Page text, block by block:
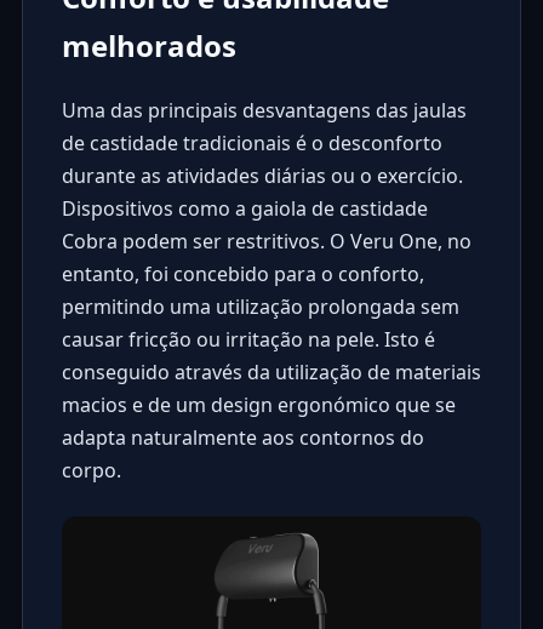
melhorados
Uma das principais desvantagens das jaulas
de castidade tradicionais é o desconforto
durante as atividades diárias ou o exercício.
Dispositivos como a gaiola de castidade
Cobra podem ser restritivos. O Veru One, no
entanto, foi concebido para o conforto,
permitindo uma utilização prolongada sem
causar fricção ou irritação na pele. Isto é
conseguido através da utilização de materiais
macios e de um design ergonómico que se
adapta naturalmente aos contornos do
corpo.